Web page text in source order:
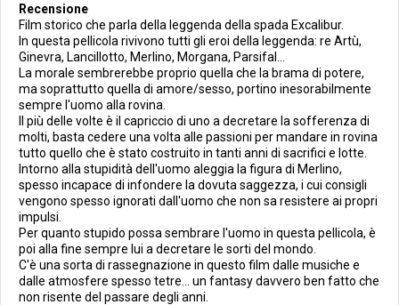
Recensione
Film storico che parla della leggenda della spada Excalibur.
In questa pellicola rivivono tutti gli eroi della leggenda: re Artù,
Ginevra, Lancillotto, Merlino, Morgana, Parsifal...
La morale sembrerebbe proprio quella che la brama di potere,
ma soprattutto quella di amore/sesso, portino inesorabilmente
sempre l'uomo alla rovina.
Il più delle volte è il capriccio di uno a decretare la sofferenza di
molti, basta cedere una volta alle passioni per mandare in rovina
tutto quello che è stato costruito in tanti anni di sacrifici e lotte.
Intorno alla stupidità dell'uomo aleggia la figura di Merlino,
spesso incapace di infondere la dovuta saggezza, i cui consigli
vengono spesso ignorati dall'uomo che non sa resistere ai propri
impulsi.
Per quanto stupido possa sembrare l'uomo in questa pellicola, è
poi alla fine sempre lui a decretare le sorti del mondo.
C'è una sorta di rassegnazione in questo film dalle musiche e
dalle atmosfere spesso tetre... un fantasy davvero ben fatto che
non risente del passare degli anni.